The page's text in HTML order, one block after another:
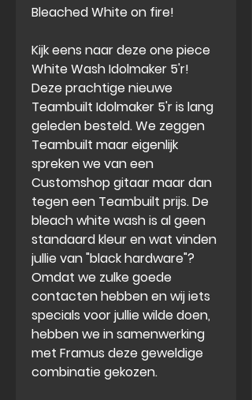
Bleached White on fire!
Kijk eens naar deze one piece
White Wash Idolmaker 5'r!
Deze prachtige nieuwe
Teambuilt Idolmaker 5'r is lang
geleden besteld. We zeggen
Teambuilt maar eigenlijk
spreken we van een
Customshop gitaar maar dan
tegen een Teambuilt prijs. De
bleach white wash is al geen
standaard kleur en wat vinden
jullie van "black hardware"?
Omdat we zulke goede
contacten hebben en wij iets
specials voor jullie wilde doen,
hebben we in samenwerking
met Framus deze geweldige
combinatie gekozen.